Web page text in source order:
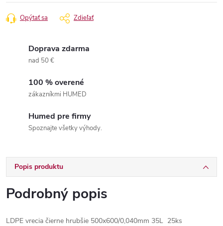
Opýtať sa Zdieľať
Doprava zdarma
nad 50 €
100 % overené
zákazníkmi HUMED
Humed pre firmy
Spoznajte všetky výhody.
Popis produktu
Podrobný popis
LDPE vrecia čierne hrubšie 500x600/0,040mm 35L 25ks